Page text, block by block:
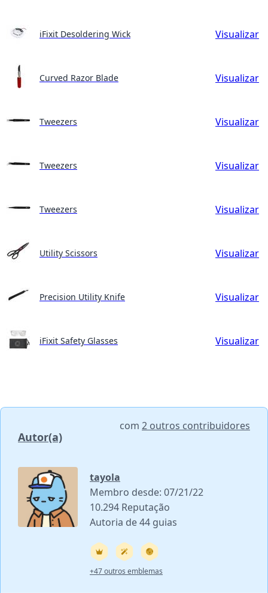
iFixit Desoldering Wick Visualizar
Curved Razor Blade Visualizar
Tweezers Visualizar
Tweezers Visualizar
Tweezers Visualizar
Utility Scissors Visualizar
Precision Utility Knife Visualizar
iFixit Safety Glasses Visualizar
Autor(a)
com 2 outros contribuidores
tayola
Membro desde: 07/21/22
10.294 Reputação
Autoria de 44 guias
+47 outros emblemas